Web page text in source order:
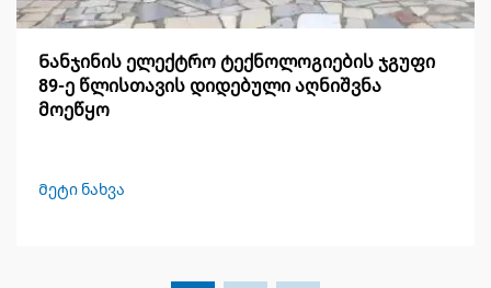
Ნანჯინის ელექტრო ტექნოლოგიების ჯგუფი
89-ე წლისთავის დიდებული აღნიშვნა
მოეწყო
Მეტი ნახვა